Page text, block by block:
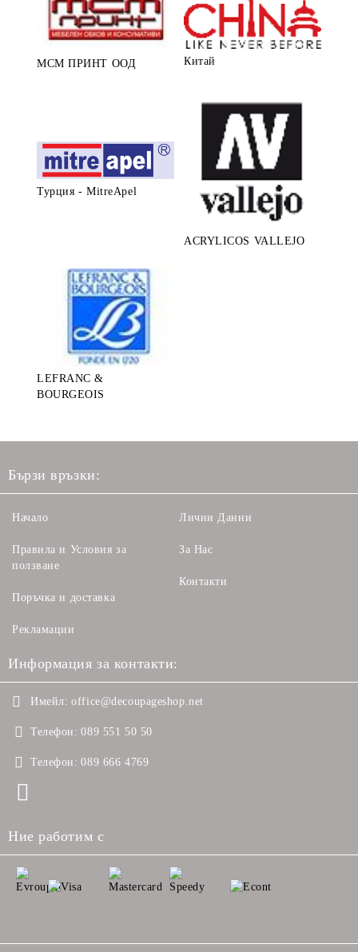
МСМ ПРИНТ ООД Китай
Турция - MitreApel
ACRYLICOS VALLEJO
LEFRANC &
BOURGEOIS
Бързи връзки:
Начало
Правила и Условия за
ползване
Поръчка и доставка
Рекламации
Лични Данни
За Нас
Контакти
Информация за контакти:
Имейл: office@decoupageshop.net
Телефон: 089 551 50 50
Телефон: 089 666 4769
Ние работим с